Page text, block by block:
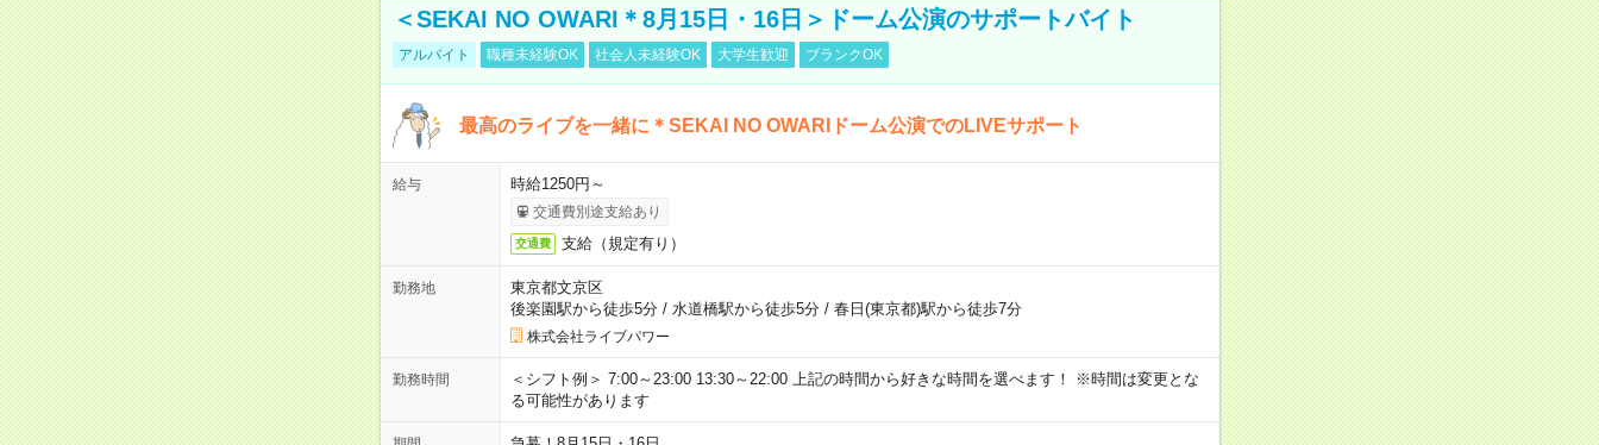
＜SEKAI NO OWARI＊8月15日・16日＞ドーム公演のサポートバイト
アルバイト 職種未経験OK 社会人未経験OK 大学生歓迎 ブランクOK
最高のライブを一緒に＊SEKAI NO OWARIドーム公演でのLIVEサポート
給与 時給1250円～
交通費別途支給あり
交通費 支給（規定有り）
勤務地
東京都文京区
後楽園駅から徒歩5分/ 水道橋駅から徒歩5分/ 春日(東京都)駅から徒歩7分
株式会社ライブパワー
勤務時間
＜シフト例＞ 7:00～23:00 13:30～22:00 上記の時間から好きな時間を選べます！ ※時間は変更とな
る可能性があります